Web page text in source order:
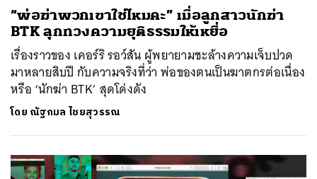
“พ่อฆ่าพวกเขาใช่ไหมคะ” เมื่อลูกสาวนักฆ่า
BTK ลุกทวงความยุติธรรมให้เหยื่อ
เรื่องราวของ เคอร์ริ รอว์สัน ผู้พยายามชะล้างความเจ็บปวด
มาหลายสิบปี กับความจริงที่ว่า พ่อของตนเป็นฆาตกรต่อเนื่อง
หรือ ‘นักฆ่า BTK’ สุดโด่งดัง
โดย ณัฐกมล ไชยสุวรรณ